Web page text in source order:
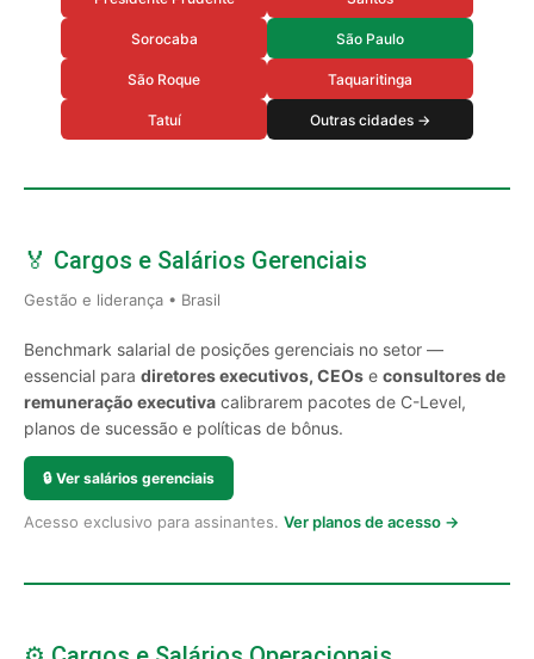
Sorocaba São Paulo
São Roque Taquaritinga
Tatuí Outras cidades →
🏅 Cargos e Salários Gerenciais
Gestão e liderança • Brasil
Benchmark salarial de posições gerenciais no setor —
essencial para diretores executivos, CEOs e consultores de
remuneração executiva calibrarem pacotes de C-Level,
planos de sucessão e políticas de bônus.
🔒 Ver salários gerenciais
Acesso exclusivo para assinantes. Ver planos de acesso →